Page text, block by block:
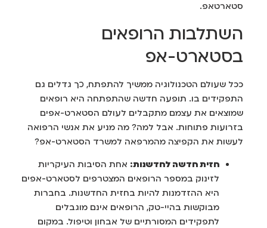
סטארטאפ.
השתלבות הרופאים
בסטארט-אפ
ככל שעולם הטכנולוגיה ממשיך להתפתח, כך גדלים גם
התפקידים בו. תופעה חדשה שהתפתחה היא רופאים
שמוצאים את עצמם מתקבלים לעולם הסטארט-אפים
בזרועות פתוחות. אבל למה? מה מניע את אנשי הרפואה
לעשות את הקפיצה מהמרפאה למשרד הסטארט-אפ?
חזית חדשה לחדשנות:אחת הסיבות העיקריות
לזינוק במספר הרופאים המצטרפים לסטארט-אפים
היא ההזדמנות להיות בחזית החדשנות. בחברות
מבוקשות בהיי-טק, הרופאים אינם מוגבלים
לתפקידים המסורתיים של אבחון וטיפול. במקום